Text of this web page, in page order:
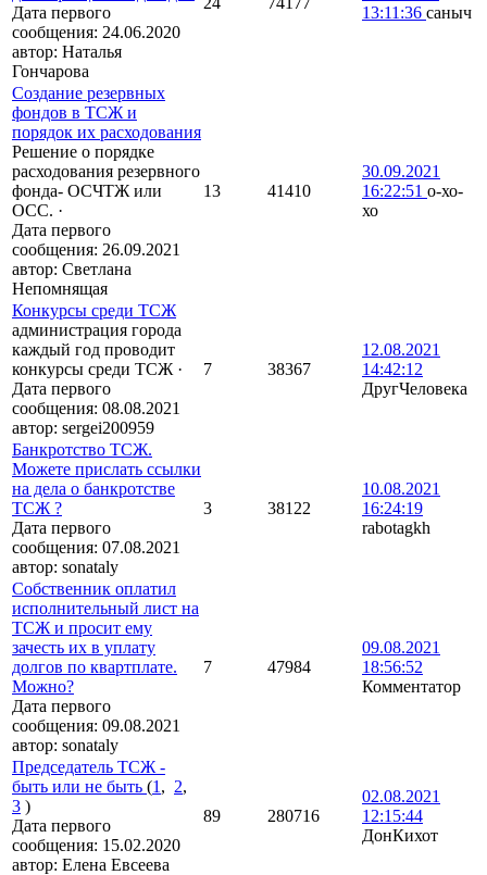
Дата первого
сообщения: 24.06.2020
автор: Наталья
Гончарова
13:11:36 саныч
Создание резервных
фондов в ТСЖ и
порядок их расходования
Решение о порядке
расходования резервного
фонда- ОСЧТЖ или
ОСС. ·
Дата первого
сообщения: 26.09.2021
автор: Светлана
Непомнящая
13 41410
30.09.2021
16:22:51 о-хо-
хо
Конкурсы среди ТСЖ
администрация города
каждый год проводит
конкурсы среди ТСЖ ·
Дата первого
сообщения: 08.08.2021
автор: sergei200959
7 38367
12.08.2021
14:42:12
ДругЧеловека
Банкротство ТСЖ.
Можете прислать ссылки
на дела о банкротстве
ТСЖ ?
Дата первого
сообщения: 07.08.2021
автор: sonataly
3 38122
10.08.2021
16:24:19
rabotagkh
Собственник оплатил
исполнительный лист на
ТСЖ и просит ему
зачесть их в уплату
долгов по квартплате.
Можно?
Дата первого
сообщения: 09.08.2021
автор: sonataly
7 47984
09.08.2021
18:56:52
Комментатор
Председатель ТСЖ -
быть или не быть (1 , 2,
3 )
Дата первого
сообщения: 15.02.2020
автор: Елена Евсеева
89 280716
02.08.2021
12:15:44
ДонКихот